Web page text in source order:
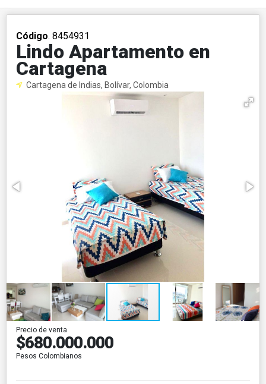
Código. 8454931
Lindo Apartamento en
Cartagena
Cartagena de Indias, Bolívar, Colombia
Precio de venta
$680.000.000
Pesos Colombianos